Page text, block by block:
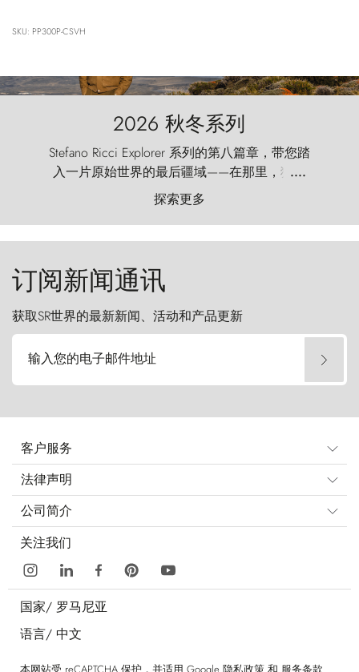
SKU: PP300P-CSVH
2026 秋冬系列
Stefano Ricci Explorer 系列的第八篇章，带您踏
入一片原始世界的最后疆域——在那里，狂风
以远古的怒号雕琢着自然，而百内塔（Torres
del Paine）则宛如石砌的哨兵，傲然向苍穹发
起挑战。
....
探索更多
订阅新闻通讯
获取SR世界的最新新闻、活动和产品更新
输入您的电子邮件地址
客户服务
法律声明
公司简介
关注我们
国家/ 罗马尼亚
语言/ 中文
本网站受 reCAPTCHA 保护，并适用 Google 隐私政策 和 服务条款